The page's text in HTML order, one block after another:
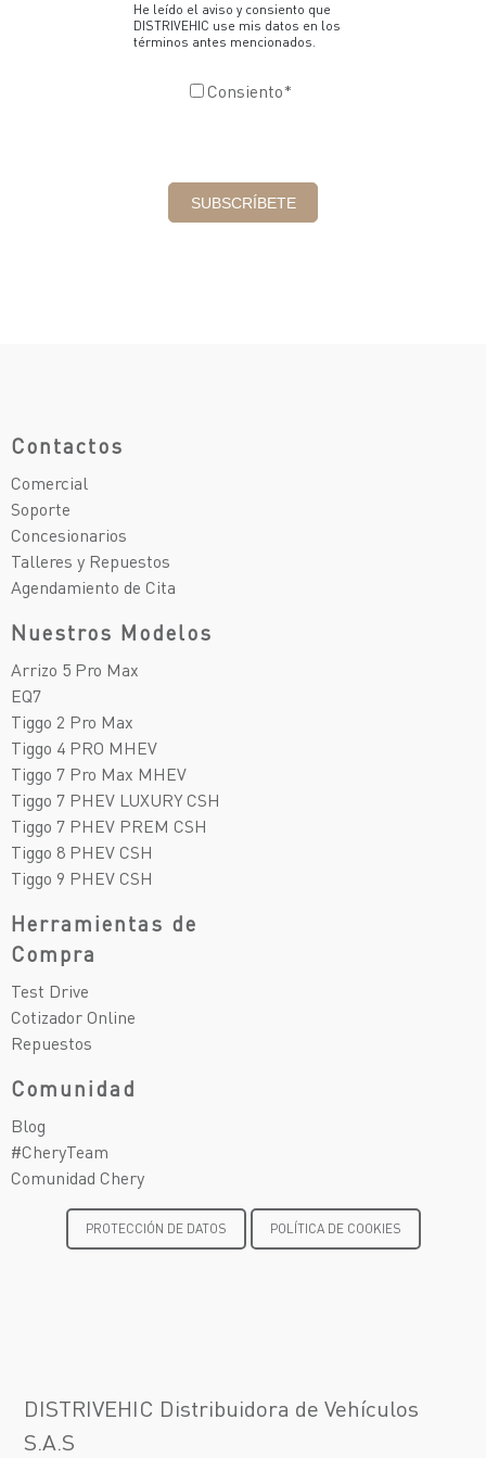
He leído el aviso y consiento que
DISTRIVEHIC use mis datos en los
términos antes mencionados.
Consiento*
Contactos
Comercial
Soporte
Concesionarios
Talleres y Repuestos
Agendamiento de Cita
Nuestros Modelos
Arrizo 5 Pro Max
EQ7
Tiggo 2 Pro Max
Tiggo 4 PRO MHEV
Tiggo 7 Pro Max MHEV
Tiggo 7 PHEV LUXURY CSH
Tiggo 7 PHEV PREM CSH
Tiggo 8 PHEV CSH
Tiggo 9 PHEV CSH
Herramientas de
Compra
Test Drive
Cotizador Online
Repuestos
Comunidad
Blog
#CheryTeam
Comunidad Chery
PROTECCIÓN DE DATOS POLÍTICA DE COOKIES
DISTRIVEHIC Distribuidora de Vehículos
S.A.S